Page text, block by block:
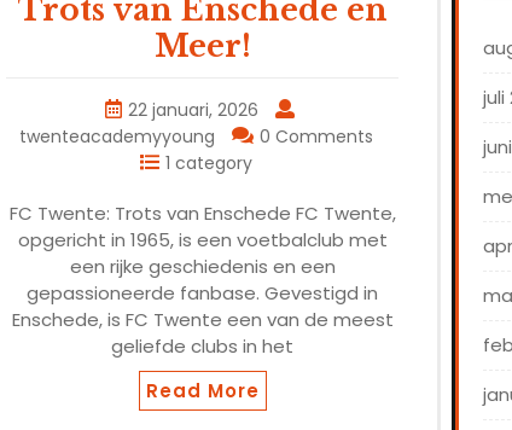
Trots van Enschede en
Meer!
22 januari, 2026
twenteacademyyoung
0 Comments
1 category
FC Twente: Trots van Enschede FC Twente,
opgericht in 1965, is een voetbalclub met
een rijke geschiedenis en een
gepassioneerde fanbase. Gevestigd in
Enschede, is FC Twente een van de meest
geliefde clubs in het
Read More
juli